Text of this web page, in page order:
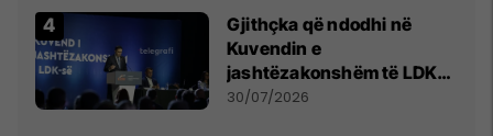
Gjithçka që ndodhi në
Kuvendin e
jashtëzakonshëm të LDK-
së
30/07/2026